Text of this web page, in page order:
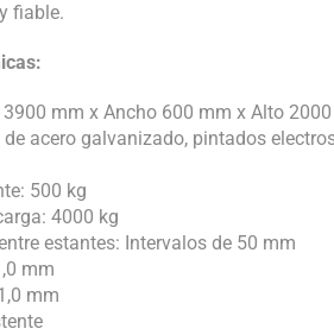
fiable.
mm x Ancho 600 mm x Alto
de acero galvanizado, pintados
500 kg
4000 kg
estantes: Intervalos de 50 mm
mm
mm